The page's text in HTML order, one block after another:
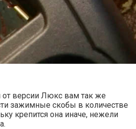
версии Люкс вам так же
зажимные скобы в количестве
крепится она иначе, нежели